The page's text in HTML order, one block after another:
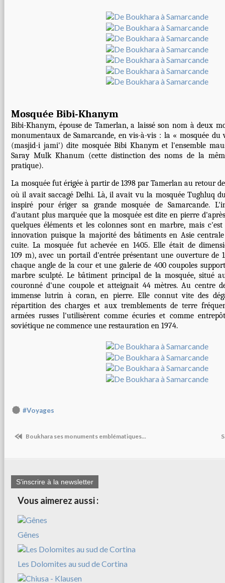
Mosquée Bibi-Khanym
Bibi-Khanym, épouse de Tamerlan, a laissé son nom à deux
monumentaux de Samarcande, en vis-à-vis : la « mosquée du
(masjid-i jami') dite mosquée Bibi Khanym et l'ensemble
Saray Mulk Khanum (cette distinction des noms de la
pratique).
La mosquée fut érigée à partir de 1398 par Tamerlan au retour
où il avait saccagéDelhi. Là, il avait vu la mosquée Tughluq
inspiré pour ériger sa grande mosquée de Samarcande.
d'autant plus marquée que la mosquée est dite en pierre
quelques éléments et les colonnes sont en marbre, mais
innovation puisque la majorité des bâtiments en Asie
cuite. La mosquée fut achevée en 1405. Elle était de
109 m), avec un portail d'entrée présentant une ouverture de
chaque angle de la cour et une galerie de 400 coupoles
marbre sculpté. Le bâtiment principal de la mosquée, situé
couronné d'une coupole et atteignait 44 mètres. Au centre
immense lutrin à coran, en pierre. Elle connut vite des
répartition des charges et aux tremblements de terre
armées russes l'utilisèrent comme écuries et comme
soviétique ne commence une restauration en 1974.
#Voyages
Boukhara ses monuments emblématiques...
S'inscrire à la newsletter
Vous aimerez aussi :
Gênes
Les Dolomites au sud de Cortina